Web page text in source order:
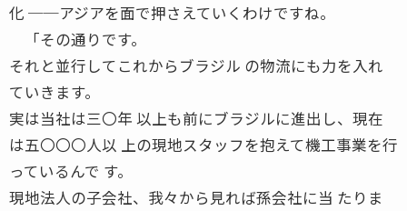
化 ──アジアを面で押さえていくわけですね。
「その通りです。
それと並行してこれからブラジル の物流にも力を入れ
ていきます。
実は当社は三〇年 以上も前にブラジルに進出し、現在
は五〇〇〇人以 上の現地スタッフを抱えて機工事業を行
っているんで す。
現地法人の子会社、我々から見れば孫会社に当 たりま